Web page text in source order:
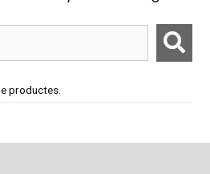
productes.